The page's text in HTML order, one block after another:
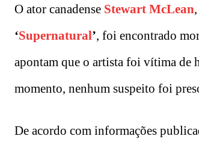
O ator canadense Stewart McLean
‘Supernatural’, foi encontrado
apontam que o artista foi vítima de
momento, nenhum suspeito foi
De acordo com informações